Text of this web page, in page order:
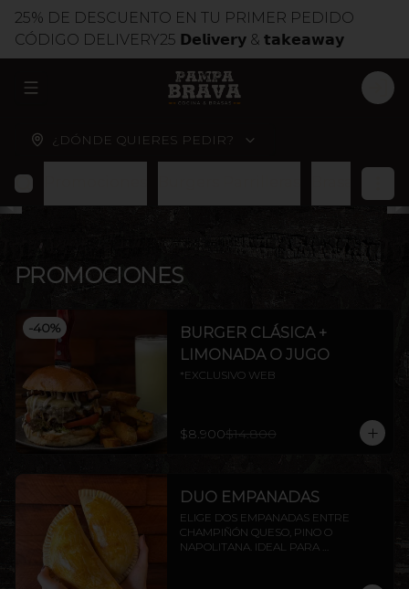
25% DE DESCUENTO EN TU PRIMER PEDIDO
CÓDIGO DELIVERY25 𝗗𝗲𝗹𝗶𝘃𝗲𝗿𝘆 & 𝘁𝗮𝗸𝗲𝗮𝘄𝗮𝘆
ABRIR MENU DE NAVEGACIÓN
¿DÓNDE QUIERES PEDIR?
PROMOCIONES
-40%
BURGER CLÁSICA +
LIMONADA O JUGO
*EXCLUSIVO WEB
$8.900$14.800
DUO EMPANADAS
ELIGE DOS EMPANADAS ENTRE
CHAMPIÑÓN QUESO, PINO O
NAPOLITANA. IDEAL PARA